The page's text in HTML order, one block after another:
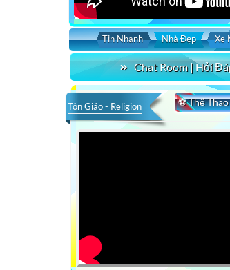
Tin Nhanh Nhà Đẹp Xe
Chat Room | Hỏi
⚽ Thể
Tôn Giáo - Religion